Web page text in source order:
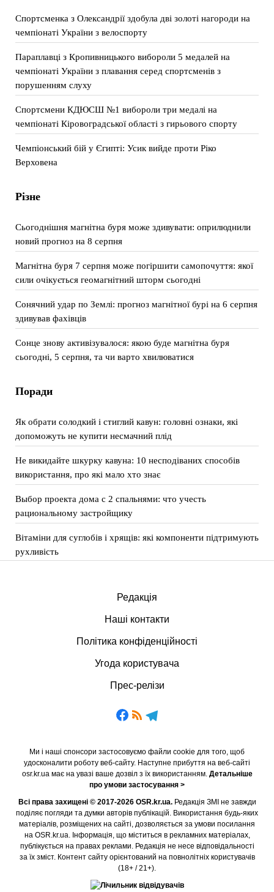
Спортсменка з Олександрії здобула дві золоті нагороди на
чемпіонаті України з велоспорту
Параплавці з Кропивницького вибороли 5 медалей на
чемпіонаті України з плавання серед спортсменів з
порушенням слуху
Спортсмени КДЮСШ №1 вибороли три медалі на
чемпіонаті Кіровоградської області з гирьового спорту
Чемпіонський бій у Єгипті: Усик вийде проти Ріко
Верховена
Різне
Сьогоднішня магнітна буря може здивувати: оприлюднили
новий прогноз на 8 серпня
Магнітна буря 7 серпня може погіршити самопочуття: якої
сили очікується геомагнітний шторм сьогодні
Сонячний удар по Землі: прогноз магнітної бурі на 6 серпня
здивував фахівців
Сонце знову активізувалося: якою буде магнітна буря
сьогодні, 5 серпня, та чи варто хвилюватися
Поради
Як обрати солодкий і стиглий кавун: головні ознаки, які
допоможуть не купити несмачний плід
Не викидайте шкурку кавуна: 10 несподіваних способів
використання, про які мало хто знає
Выбор проекта дома с 2 спальнями: что учесть
рациональному застройщику
Вітаміни для суглобів і хрящів: які компоненти підтримують
рухливість
Редакція
Наші контакти
Політика конфіденційності
Угода користувача
Прес-релізи
Ми і наші спонсори застосовуємо файли cookie для того, щоб
удосконалити роботу веб-сайту. Наступне прибуття на веб-сайті
osr.kr.ua має на увазі ваше дозвіл з їх використанням. Детальніше
про умови застосування >
Всі права захищені © 2017-2026 OSR.kr.ua.Редакція ЗМІ не завжди
поділяє погляди та думки авторів публікацій. Використання будь-яких
матеріалів, розміщених на сайті, дозволяється за умови посилання
на OSR.kr.ua. Інформація, що міститься в рекламних матеріалах,
публікується на правах реклами. Редакція не несе відповідальності
за їх зміст. Контент сайту орієнтований на повнолітніх користувачів
(18+ / 21+).